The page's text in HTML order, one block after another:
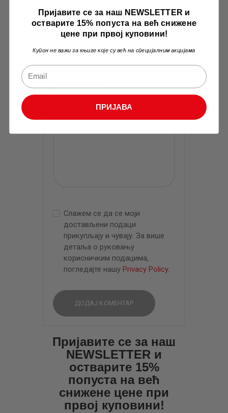
Слажем се да се моји
достављени подаци
прикупљају и чувају. За више
детаља о руковању
корисничким подацима,
погледајте нашу Privacy Policy.
Пријавите се за наш
NEWSLETTER и
остварите 15%
попуста на већ
снижене цене при
првој куповини!
Пријавите се за наш NEWSLETTER и
остварите 15% попуста на већ снижене
цене при првој куповини!
Купон не важи за књиге које су већ на специјалним акцијама
ПРИЈАВА